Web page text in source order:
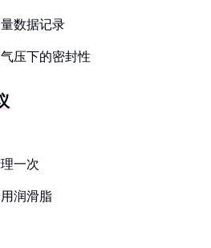
数据记录
压下的密封性
一次
润滑脂